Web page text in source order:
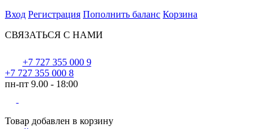
Вход Регистрация Пополнить баланс Корзина
СВЯЗАТЬСЯ С НАМИ
+7 727 355 000 9
+7 727 355 000 8
пн-пт 9.00 - 18:00
Товар добавлен в корзину